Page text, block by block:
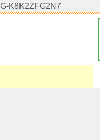
G-K8K2ZFG2N7